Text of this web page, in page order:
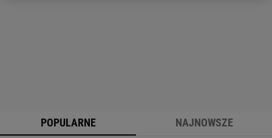
POPULARNE NAJNOWSZE